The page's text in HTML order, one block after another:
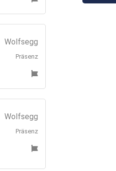
Wolfsegg
Präsenz
Wolfsegg
Präsenz